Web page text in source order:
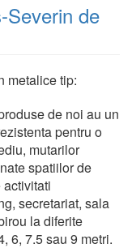
Severin de
metalice tip:
de noi au un
pentru o
mutarilor
spatiilor de
secretariat, sala
la diferite
6, 7.5 sau 9 metri.